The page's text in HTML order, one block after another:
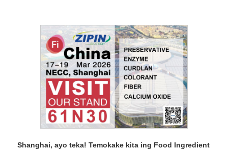
Shanghai, ayo teka! Temokake kita ing Food Ingredient